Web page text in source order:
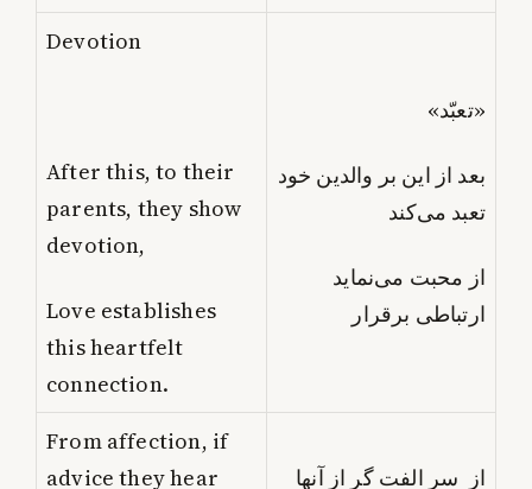
Devotion
After this, to their
parents, they show
devotion,
Love establishes
this heartfelt
connection.
«تعبّد»
بعد از این بر والدین خود
تعبد می‌کند
از محبت می‌نماید
ارتباطی برقرار
From affection, if
advice they hear
از سر الفت گر از آنها